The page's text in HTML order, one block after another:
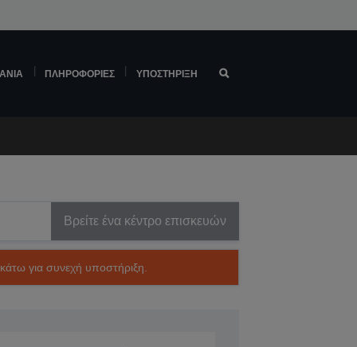
ΠΛΗΡΟΦΟΡΊΕΣ ΥΠΟΣΤΉΡΙΞΗ
Βρείτε ένα κέντρο επισκευών
για συνεχή υποστήριξη.